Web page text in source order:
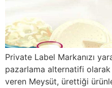
Private Label Markanızı
pazarlama alternatifi
veren Meysüt, ürettiği